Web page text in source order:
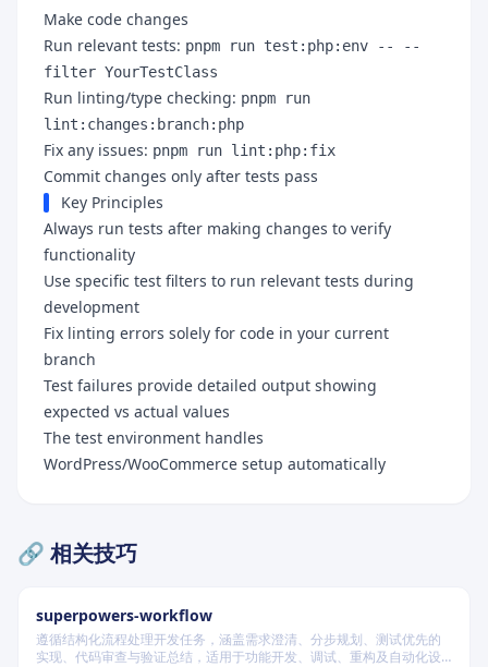
Make code changes
Run relevant tests: pnpm run test:php:env -- --
filter YourTestClass
Run linting/type checking: pnpm run
lint:changes:branch:php
Fix any issues: pnpm run lint:php:fix
Commit changes only after tests pass
Key Principles
Always run tests after making changes to verify
functionality
Use specific test filters to run relevant tests during
development
Fix linting errors solely for code in your current
branch
Test failures provide detailed output showing
expected vs actual values
The test environment handles
WordPress/WooCommerce setup automatically
🔗 相关技巧
superpowers-workflow
遵循结构化流程处理开发任务，涵盖需求澄清、分步规划、测试优先的
实现、代码审查与验证总结，适用于功能开发、调试、重构及自动化设